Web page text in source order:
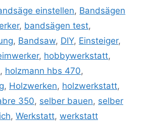
einstellen, Bandsägen
, bandsägen test,
, Bandsaw, DIY, Einsteiger,
, hobbywerkstatt,
, holzmann hbs 470,
, Holzwerken, holzwerkstatt,
350, selber bauen, selber
, Werkstatt, werkstatt